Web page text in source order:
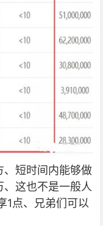
、短时间内能够做
这也不是一般人
1点、兄弟们可以